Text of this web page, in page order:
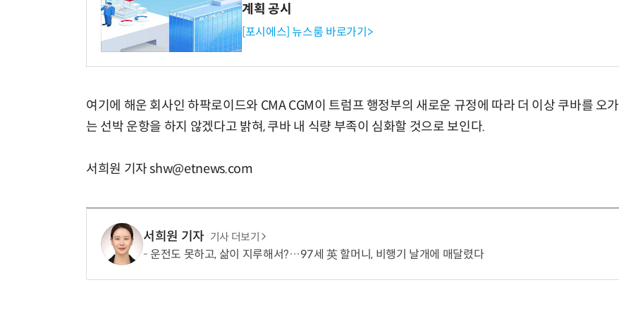
계획 공시
[포시에스] 뉴스룸 바로가기>
여기에 해운 회사인 하팍로이드와 CMA CGM이 트럼프 행정부의 새로운 규정에 따라 더 이상 쿠바를 오가
는 선박 운항을 하지 않겠다고 밝혀, 쿠바 내 식량 부족이 심화할 것으로 보인다.
서희원 기자 shw@etnews.com
서희원 기자 기사 더보기
운전도 못하고, 삶이 지루해서?…97세 英 할머니, 비행기 날개에 매달렸다